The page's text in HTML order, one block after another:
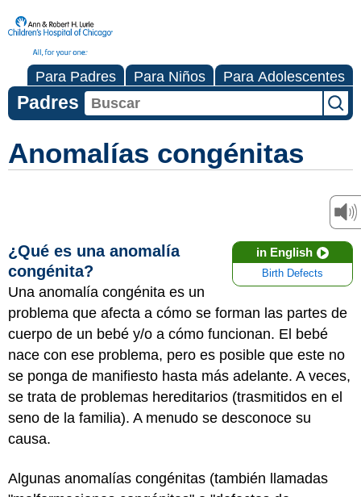
Para Padres Para Niños Para Adolescentes
Padres
Anomalías congénitas
in English
Birth Defects
¿Qué es una anomalía
congénita?
Una anomalía congénita es un
problema que afecta a cómo se forman las partes de
cuerpo de un bebé y/o a cómo funcionan. El bebé
nace con ese problema, pero es posible que este no
se ponga de manifiesto hasta más adelante. A veces,
se trata de problemas hereditarios (trasmitidos en el
seno de la familia). A menudo se desconoce su
causa.
Algunas anomalías congénitas (también llamadas